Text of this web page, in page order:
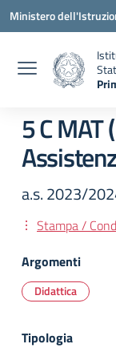
Vai ai contenuti
Vai al menu di
Vai al footer
Ministero
5 C
a.s. 2023/
Stampa /
Argomenti
Didattica
Tipologia